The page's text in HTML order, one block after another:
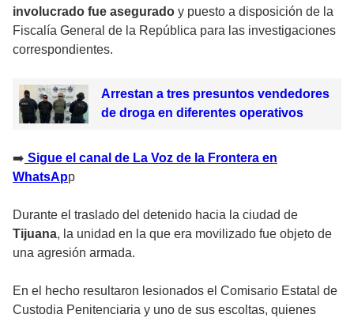
involucrado fue asegurado y puesto a disposición de la
Fiscalía General de la República para las investigaciones
correspondientes.
Arrestan a tres presuntos vendedores
de droga en diferentes operativos
‎➡️ Sigue el canal de La Voz de la Frontera en
WhatsApp
Durante el traslado del detenido hacia la ciudad de
Tijuana, la unidad en la que era movilizado fue objeto de
una agresión armada.
En el hecho resultaron lesionados el Comisario Estatal de
Custodia Penitenciaria y uno de sus escoltas, quienes